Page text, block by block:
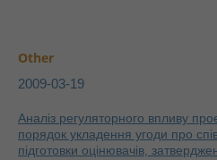
Other
2009-03-19
Аналіз регуляторного впливу
порядок укладення угоди про
підготовки оцінювачів,